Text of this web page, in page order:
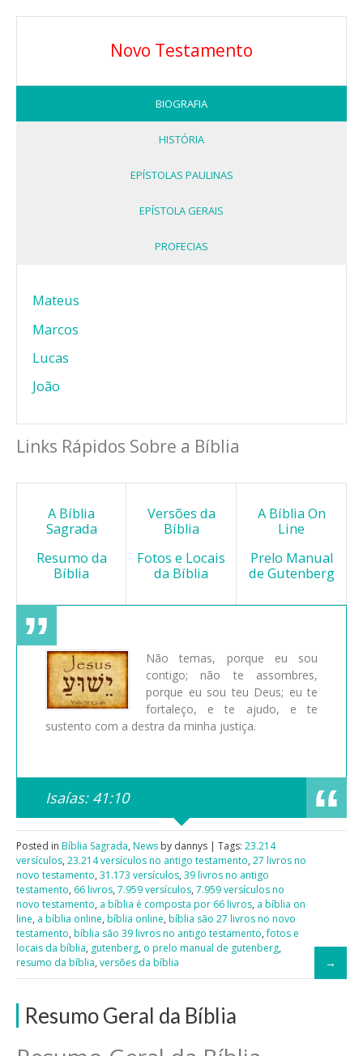
Novo Testamento
BIOGRAFIA
HISTÓRIA
EPÍSTOLAS PAULINAS
EPÍSTOLA GERAIS
PROFECIAS
Mateus
Marcos
Lucas
João
Links Rápidos Sobre a Bíblia
A Bíblia
Sagrada
Resumo da
Bíblia
Versões da
Bíblia
Fotos e Locais
da Bíblia
A Bíblia On
Line
Prelo Manual
de Gutenberg
Não temas, porque eu sou
contigo; não te assombres,
porque eu sou teu Deus; eu te
fortaleço, e te ajudo, e te
sustento com a destra da minha justiça.
Isaías: 41:10
Posted in Bíblia Sagrada, News by dannys | Tags: 23.214
versículos, 23.214 versículos no antigo testamento, 27 livros no
novo testamento, 31.173 versículos, 39 livros no antigo
testamento, 66 livros, 7.959 versículos, 7.959 versículos no
novo testamento, a bíblia é composta por 66 livros, a bíblia on
line, a bíblia online, bíblia online, bíblia são 27 livros no novo
testamento, bíblia são 39 livros no antigo testamento,fotos e
locais da bíblia, gutenberg, o prelo manual de gutenberg,
resumo da bíblia, versões da bíblia
Resumo Geral da Bíblia